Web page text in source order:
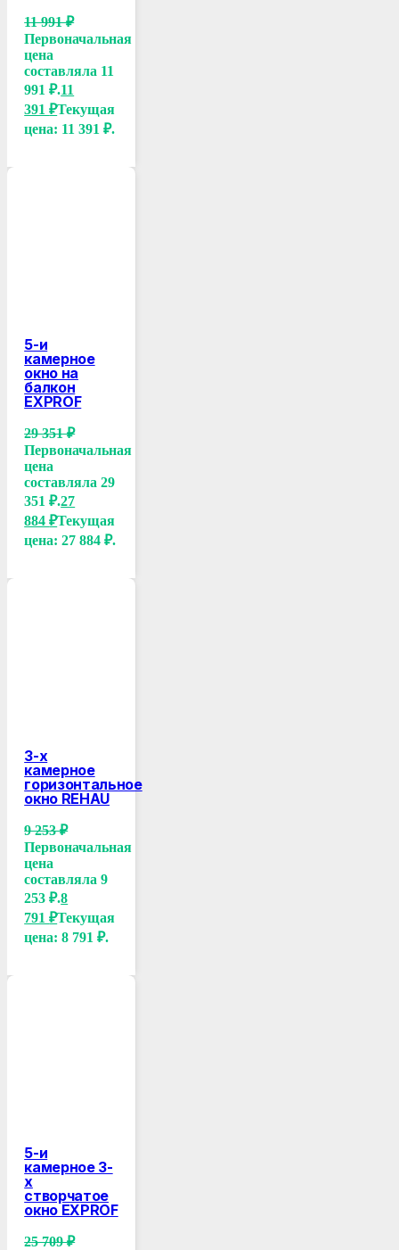
11 991₽
Первоначальная
цена
составляла 11
991 ₽.11
391₽Текущая
цена: 11 391 ₽.
5-и
камерное
окно на
балкон
EXPROF
29 351₽
Первоначальная
цена
составляла 29
351 ₽.27
884₽Текущая
цена: 27 884 ₽.
3-х
камерное
горизонтальное
окно REHAU
9 253₽
Первоначальная
цена
составляла 9
253 ₽.8
791₽Текущая
цена: 8 791 ₽.
5-и
камерное 3-
х
створчатое
окно EXPROF
25 709₽